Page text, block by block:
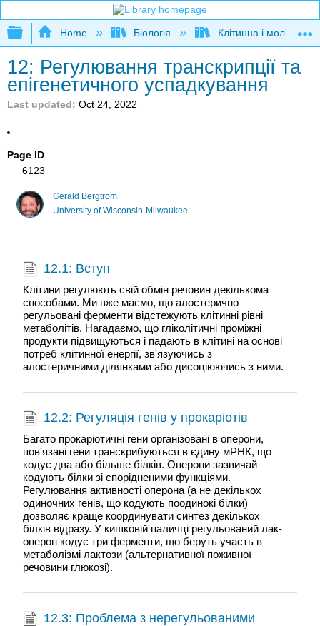
Expand/collapse global hierarchy
Home Біологія Клітинна і
12: Регулювання транскрипції та
епігенетичного успадкування
Last updated Oct 24, 2022
Page ID
6123
Gerald Bergtrom
University of Wisconsin-Milwaukee
12.1: Вступ
Клітини регулюють свій обмін речовин декількома
способами. Ми вже маємо, що алостерично
регульовані ферменти відстежують клітинні рівні
метаболітів. Нагадаємо, що гліколітичні проміжні
продукти підвищуються і падають в клітині на основі
потреб клітинної енергії, зв'язуючись з
алостеричними ділянками або дисоціюючись з ними.
12.2: Регуляція генів у прокаріотів
Багато прокаріотичні гени організовані в оперони,
пов'язані гени транскрибуються в єдину мРНК, що
кодує два або більше білків. Оперони зазвичай
кодують білки зі спорідненими функціями.
Регулювання активності оперона (а не декількох
одиночних генів, що кодують поодинокі білки)
дозволяє краще координувати синтез декількох
білків відразу. У кишковій паличці регульований лак-
оперон кодує три ферменти, що беруть участь в
метаболізмі лактози (альтернативної поживної
речовини глюкозі).
12.3: Проблема з нерегульованими